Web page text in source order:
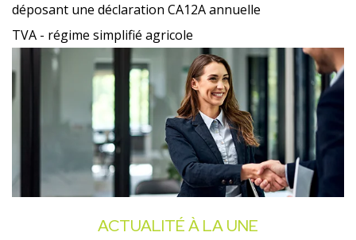
déposant une déclaration CA12A annuelle
TVA - régime simplifié agricole
ACTUALITÉ À LA UNE